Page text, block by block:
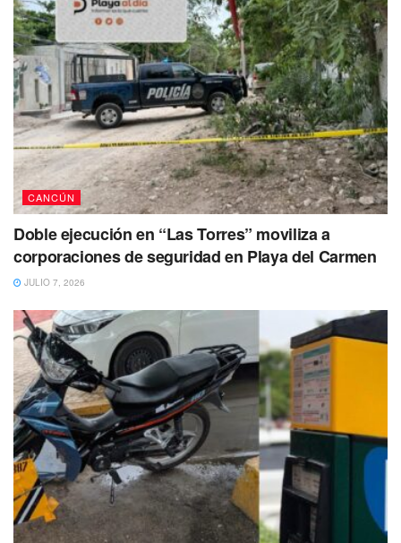
CANCÚN
Doble ejecución en “Las Torres” moviliza a
corporaciones de seguridad en Playa del Carmen
JULIO 7, 2026